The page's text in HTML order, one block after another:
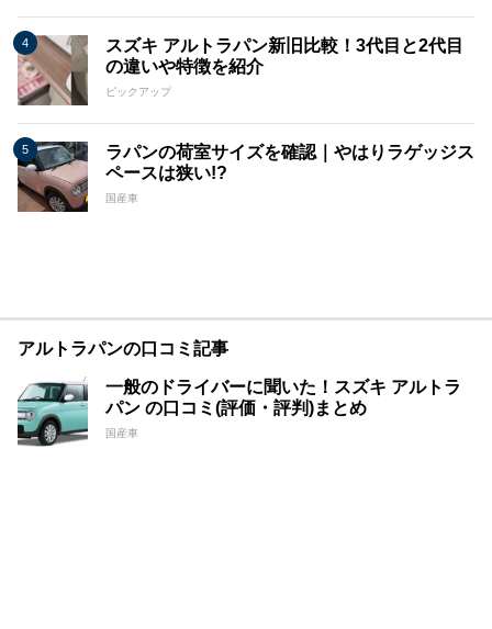
スズキ アルトラパン新旧比較！3代目と2代目
の違いや特徴を紹介
ピックアップ
ラパンの荷室サイズを確認｜やはりラゲッジス
ペースは狭い!?
国産車
アルトラパンの口コミ記事
一般のドライバーに聞いた！スズキ アルトラ
パン の口コミ(評価・評判)まとめ
国産車